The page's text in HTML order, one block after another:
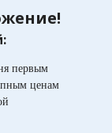
первым
ценам